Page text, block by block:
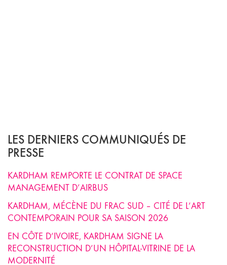
LES DERNIERS COMMUNIQUÉS DE
PRESSE
KARDHAM REMPORTE LE CONTRAT DE SPACE
MANAGEMENT D’AIRBUS
KARDHAM, MÉCÈNE DU FRAC SUD – CITÉ DE L’ART
CONTEMPORAIN POUR SA SAISON 2026
EN CÔTE D’IVOIRE, KARDHAM SIGNE LA
RECONSTRUCTION D’UN HÔPITAL-VITRINE DE LA
MODERNITÉ